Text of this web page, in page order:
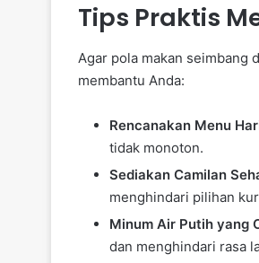
Tips Praktis
Agar pola makan seimbang
membantu Anda:
Rencanakan Menu
tidak monoton.
Sediakan Camilan
menghindari pilihan
Minum Air Putih yang
dan menghindari rasa